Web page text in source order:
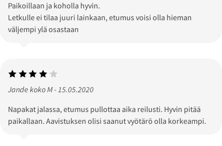
Paikoillaan ja koholla hyvin.
Letkulle ei tilaa juuri lainkaan, etumus voisi olla hieman
väljempi ylä osastaan
Jande koko M - 15.05.2020
Napakat jalassa, etumus pullottaa aika reilusti. Hyvin pitää
paikallaan. Aavistuksen olisi saanut vyötärö olla korkeampi.